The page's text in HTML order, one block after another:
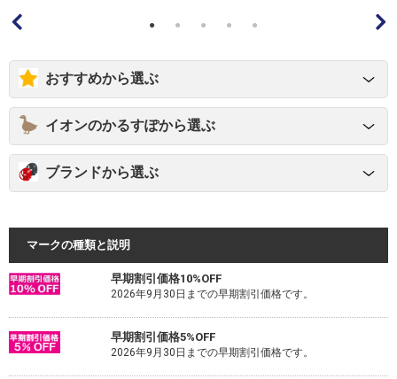
おすすめから選ぶ
イオンのかるすぽから選ぶ
ブランドから選ぶ
マークの種類と説明
早期割引価格10%OFF
2026年9月30日までの早期割引価格です。
早期割引価格5%OFF
2026年9月30日までの早期割引価格です。